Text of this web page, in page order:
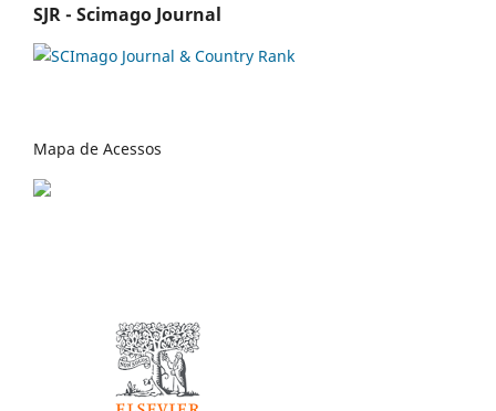
SJR - Scimago Journal
Mapa de Acessos